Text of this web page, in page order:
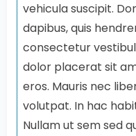
vehicula suscipit.
dapibus, quis
consectetur
dolor placerat sit
eros. Mauris nec
volutpat. In hac
Nullam ut sem sed